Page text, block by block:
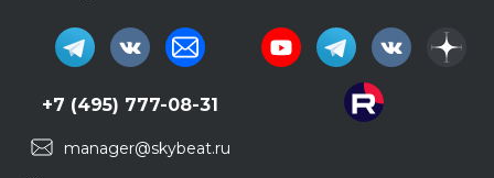
+7 (495) 777-08-31
manager@skybeat.ru